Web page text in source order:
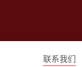
联系我们